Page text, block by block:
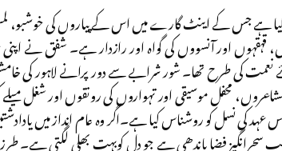
کیا ہے جس کے اینٹ گارے میں اس کے پیاروں کی خوشبو،
قہقہوں اور آنسووں کی گواہ اور رازدار ہے۔ شفق نے
نعمت کی طرح تھا۔ شور شرابے سے دور پرانے لاہور کی
محفل موسیقی اور تہواروں کی رونقوں اور شغل میلے
کی نسل کو روشناس کیا ہے۔اگر وہ عام انداز میں یادادشتیں
سحرانگیز فضا باندھی ہے جو دل کوبہت بھلی لگتی ہے۔